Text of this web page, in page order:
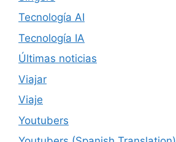
Tecnología AI
Tecnología IA
Últimas noticias
Viajar
Viaje
Youtubers